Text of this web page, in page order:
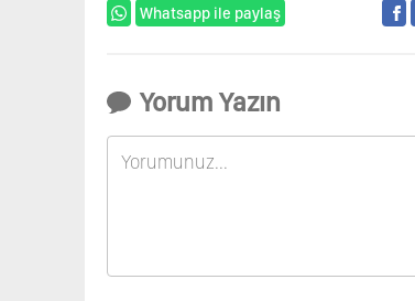
Whatsapp ile paylaş
Yorum Yazın